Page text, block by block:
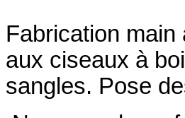
Fabrication
aux ciseaux à
sangles. Pose